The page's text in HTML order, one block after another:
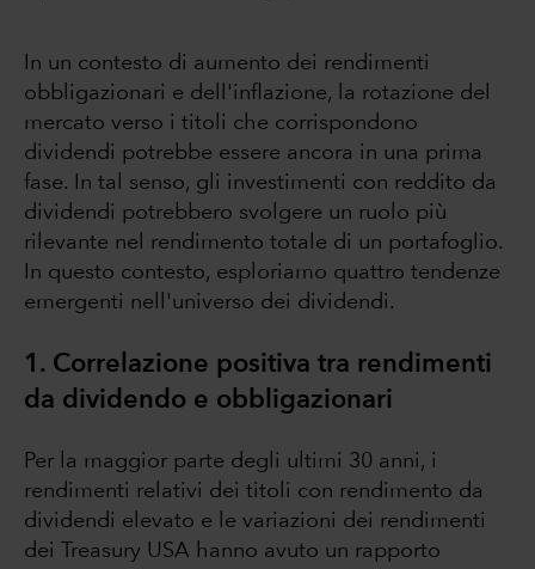
In un contesto di aumento dei rendimenti
obbligazionari e dell'inflazione, la rotazione del
mercato verso i titoli che corrispondono
dividendi potrebbe essere ancora in una prima
fase. In tal senso, gli investimenti con reddito da
dividendi potrebbero svolgere un ruolo più
rilevante nel rendimento totale di un portafoglio.
In questo contesto, esploriamo quattro tendenze
emergenti nell'universo dei dividendi.
1. Correlazione positiva tra rendimenti
da dividendo e obbligazionari
Per la maggior parte degli ultimi 30 anni, i
rendimenti relativi dei titoli con rendimento da
dividendi elevato e le variazioni dei rendimenti
dei Treasury USA hanno avuto un rapporto